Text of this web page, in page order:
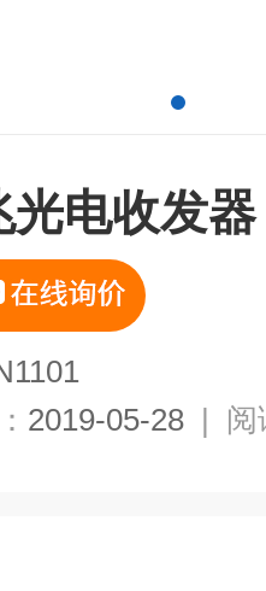
光电收发器
2019-05-28 | 阅